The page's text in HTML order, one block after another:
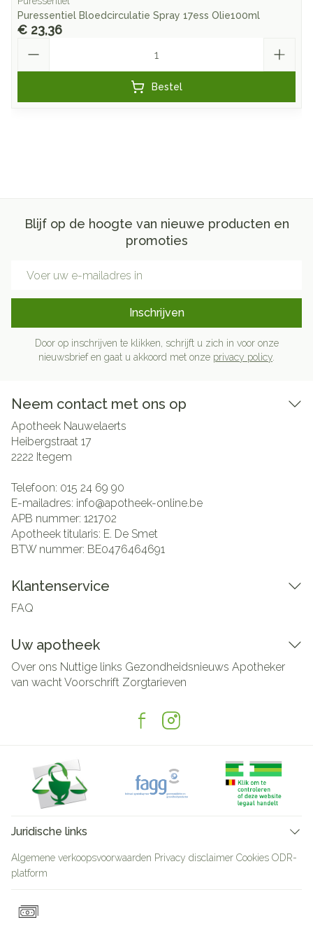
Puressentiel Bloedcirculatie Spray 17ess Olie100ml
€ 23,36
Bestel
Blijf op de hoogte van nieuwe producten en
promoties
Inschrijven
Door op inschrijven te klikken, schrijft u zich in voor onze
nieuwsbrief en gaat u akkoord met onze privacy policy
Neem contact met ons op
Apotheek Nauwelaerts
Heibergstraat 17
2222 Itegem
Telefoon: 015 24 69 90
E-mailadres: info@apotheek-online.be
APB nummer: 121702
Apotheek titularis: E. De Smet
BTW nummer: BE0476464691
Klantenservice
FAQ
Uw apotheek
Over ons Nuttige links Gezondheidsnieuws Apotheker
van wachtVoorschrift Zorgtarieven
Juridische links
Algemene verkoopsvoorwaarden Privacy disclaimer Cookies ODR-
platform